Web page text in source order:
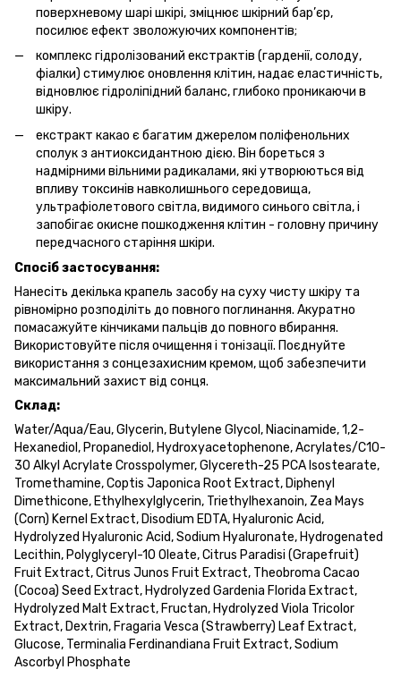
поверхневому шарі шкірі, зміцнює шкірний бар’єр,
посилює ефект зволожуючих компонентів;
комплекс гідролізований екстрактів (гарденії, солоду,
фіалки) стимулює оновлення клітин, надає еластичність,
відновлює гідроліпідний баланс, глибоко проникаючи в
шкіру.
екстракт какао є багатим джерелом поліфенольних
сполук з антиоксидантною дією. Він бореться з
надмірними вільними радикалами, які утворюються від
впливу токсинів навколишнього середовища,
ультрафіолетового світла, видимого синього світла, і
запобігає окисне пошкодження клітин - головну причину
передчасного старіння шкіри.
Спосіб застосування:
Нанесіть декілька крапель засобу на суху чисту шкіру та
рівномірно розподіліть до повного поглинання. Акуратно
помасажуйте кінчиками пальців до повного вбирання.
Використовуйте після очищення і тонізації. Поєднуйте
використання з сонцезахисним кремом, щоб забезпечити
максимальний захист від сонця.
Склад:
Water/Aqua/Eau, Glycerin, Butylene Glycol, Niacinamide, 1,2-
Hexanediol, Propanediol, Hydroxyacetophenone, Acrylates/C10-
30 Alkyl Acrylate Crosspolymer, Glycereth-25 PCA Isostearate,
Tromethamine, Coptis Japonica Root Extract, Diphenyl
Dimethicone, Ethylhexylglycerin, Triethylhexanoin, Zea Mays
(Corn) Kernel Extract, Disodium EDTA, Hyaluronic Acid,
Hydrolyzed Hyaluronic Acid, Sodium Hyaluronate, Hydrogenated
Lecithin, Polyglyceryl-10 Oleate, Citrus Paradisi (Grapefruit)
Fruit Extract, Citrus Junos Fruit Extract, Theobroma Cacao
(Cocoa) Seed Extract, Hydrolyzed Gardenia Florida Extract,
Hydrolyzed Malt Extract, Fructan, Hydrolyzed Viola Tricolor
Extract, Dextrin, Fragaria Vesca (Strawberry) Leaf Extract,
Glucose, Terminalia Ferdinandiana Fruit Extract, Sodium
Ascorbyl Phosphate